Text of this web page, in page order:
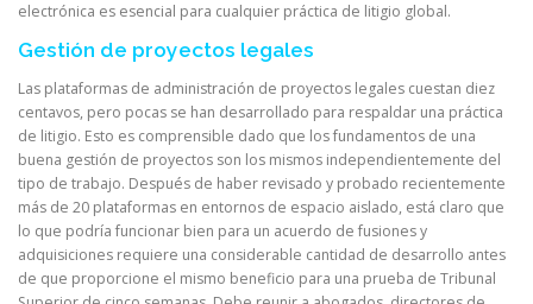
electrónica es esencial para cualquier práctica de litigio global.
Gestión de proyectos legales
Las plataformas de administración de proyectos legales cuestan diez
centavos, pero pocas se han desarrollado para respaldar una práctica
de litigio. Esto es comprensible dado que los fundamentos de una
buena gestión de proyectos son los mismos independientemente del
tipo de trabajo. Después de haber revisado y probado recientemente
más de 20 plataformas en entornos de espacio aislado, está claro que
lo que podría funcionar bien para un acuerdo de fusiones y
adquisiciones requiere una considerable cantidad de desarrollo antes
de que proporcione el mismo beneficio para una prueba de Tribunal